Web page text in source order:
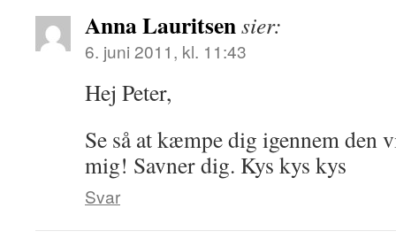
Anna Lauritsensier:
6. juni 2011, kl. 11:43
Hej Peter,
Se så at kæmpe dig igennem den
mig! Savner dig. Kys kys kys
Svar